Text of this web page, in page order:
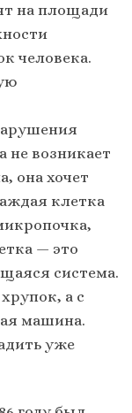
на площади
человека.
не возникает
она хочет
клетка
— это
система.
а с
машина.
уже